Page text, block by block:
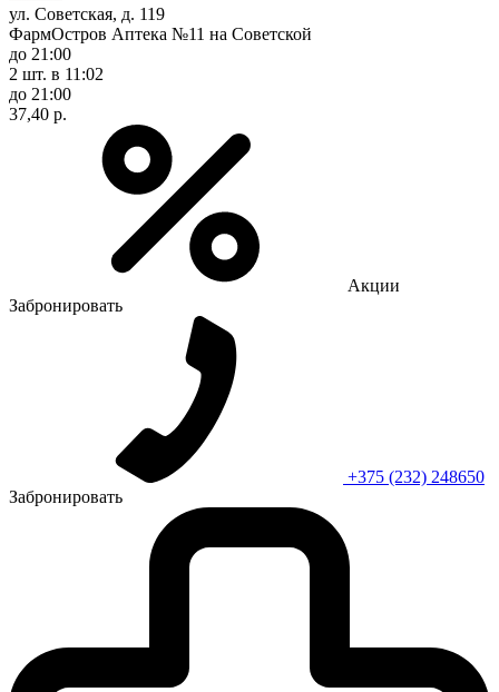
ул. Советская, д. 119
ФармОстров Аптека №11 на Советской
до 21:00
2 шт. в 11:02
до 21:00
37,40 р.
Акции
Забронировать
+375 (232) 248650
Забронировать